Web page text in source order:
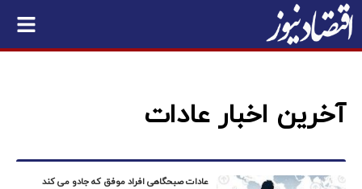
آخرین اخبار عادات
عادات صبحگاهی افراد موفق که جادو می کند